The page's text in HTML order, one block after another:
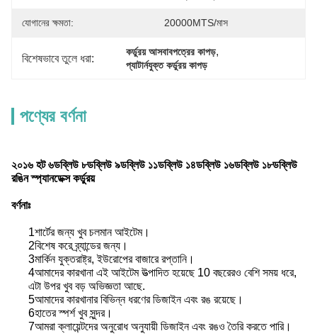
যোগানের ক্ষমতা: 20000MTS/মাস
বিশেষভাবে তুলে ধরা: কর্ডুরয় আসবাবপত্রের কাপড়,
প্যাটার্নযুক্ত কর্ডুরয় কাপড়
পণ্যের বর্ণনা
২০১৬ হট ৬ডব্লিউ ৮ডব্লিউ ৯ডব্লিউ ১১ডব্লিউ ১৪ডব্লিউ ১৬ডব্লিউ ১৮ডব্লিউ
রঙিন স্প্যানডেক্স কর্ডুরয়
বর্ণনাঃ
1শার্টের জন্য খুব চলমান আইটেম।
2বিশেষ করে ব্র্যান্ডের জন্য।
3মার্কিন যুক্তরাষ্ট্র, ইউরোপের বাজারে রপ্তানি।
4আমাদের কারখানা এই আইটেম উত্পাদিত হয়েছে 10 বছরেরও বেশি সময় ধরে,
এটা উপর খুব বড় অভিজ্ঞতা আছে.
5আমাদের কারখানার বিভিন্ন ধরণের ডিজাইন এবং রঙ রয়েছে।
6হাতের স্পর্শ খুব সুন্দর।
7আমরা ক্লায়েন্টদের অনুরোধ অনুযায়ী ডিজাইন এবং রঙও তৈরি করতে পারি।